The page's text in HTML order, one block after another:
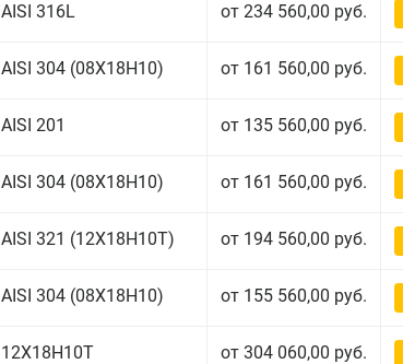
AISI 316L от 234 560,00 руб.
AISI 304 (08Х18Н10) от 161 560,00 руб.
AISI 201 от 135 560,00 руб.
AISI 304 (08Х18Н10) от 161 560,00 руб.
AISI 321 (12Х18Н10Т) от 194 560,00 руб.
AISI 304 (08Х18Н10) от 155 560,00 руб.
12Х18Н10Т от 304 060,00 руб.